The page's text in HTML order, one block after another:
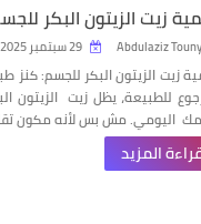
زيت الزيتون البكر
Abdulaziz Touny
زيت الزيتون البكر للجسم:
للطبيعة، يظل زيت الزيتون
اليومي. مش بس لأنه مكون
المزيد